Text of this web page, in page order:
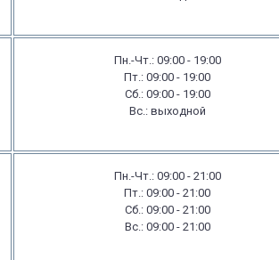
Пн.-Чт.: 09:00 - 19:00
Пт.: 09:00 - 19:00
Сб.: 09:00 - 19:00
Вс.: выходной
Пн.-Чт.: 09:00 - 21:00
Пт.: 09:00 - 21:00
Сб.: 09:00 - 21:00
Вс.: 09:00 - 21:00